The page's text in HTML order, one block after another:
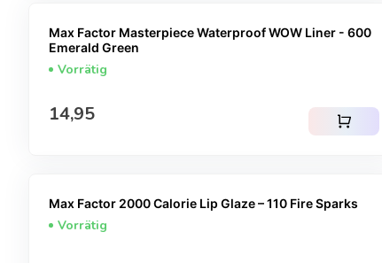
Max Factor Masterpiece Waterproof WOW Liner - 600
Emerald Green
Vorrätig
Regulärer Preis
14,95 shopping_cart
Max Factor 2000 Calorie Lip Glaze – 110 Fire Sparks
Vorrätig